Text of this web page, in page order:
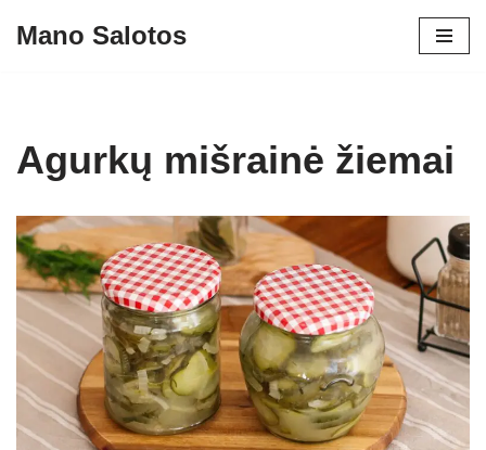
Mano Salotos
Agurkų mišrainė žiemai